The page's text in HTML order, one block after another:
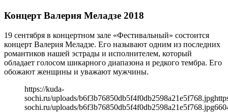
Концерт Валерия Меладзе 2018
19 сентября в концертном зале «Фестивальный» состоится
концерт Валерия Меладзе. Его называют одним из последних
романтиков нашей эстрады и исполнителем, который
обладает голосом шикарного диапазона и редкого тембра. Его
обожают женщины и уважают мужчины.
https://kuda-
sochi.ru/uploads/b6f3b76850db5f4f0db2598a21e5f768.jpg
sochi.ru/uploads/b6f3b76850db5f4f0db2598a21e5f768.jpg660